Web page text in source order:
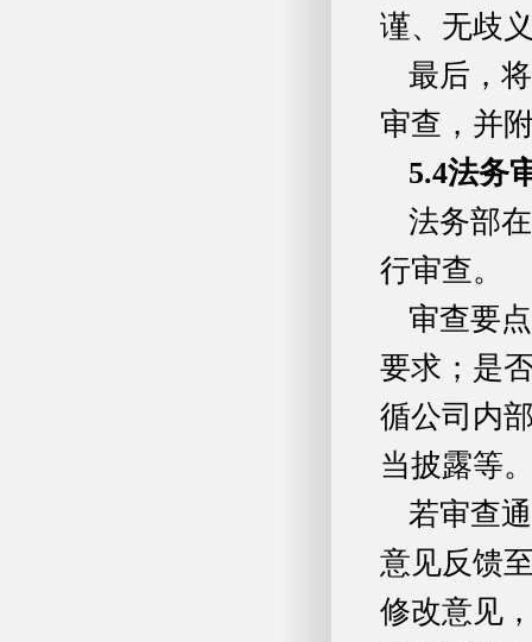
谨、无歧
最后，
审查，并
5.4法务
法务部
行审查。
审查要
要求；是
循公司内
当披露等
若审查
意见反馈
修改意见